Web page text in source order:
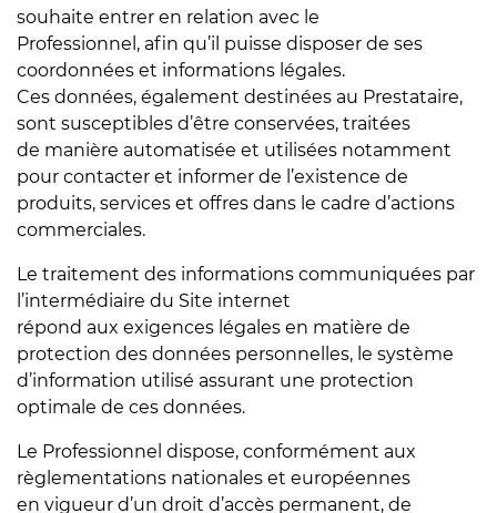
souhaite entrer en relation avec le
Professionnel, afin qu’il puisse disposer de ses
coordonnées et informations légales.
Ces données, également destinées au Prestataire,
sont susceptibles d’être conservées, traitées
de manière automatisée et utilisées notamment
pour contacter et informer de l’existence de
produits, services et offres dans le cadre d’actions
commerciales.
Le traitement des informations communiquées par
l’intermédiaire du Site internet
répond aux exigences légales en matière de
protection des données personnelles, le système
d’information utilisé assurant une protection
optimale de ces données.
Le Professionnel dispose, conformément aux
règlementations nationales et européennes
en vigueur d’un droit d’accès permanent, de